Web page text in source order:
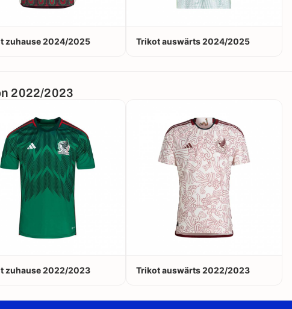
zuhause 2024/2025 Trikot auswärts 2024/2025
2022/2023
zuhause 2022/2023 Trikot auswärts 2022/2023